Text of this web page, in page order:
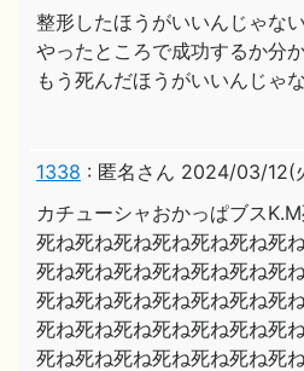
整形したほうがいいんじゃな
やったところで成功するか分
もう死んだほうがいいんじゃ
1338 : 匿名さん 2024/03/12(
カチューシャおかっぱブス
死ね死ね死ね死ね死ね死ね死
死ね死ね死ね死ね死ね死ね死
死ね死ね死ね死ね死ね死ね死
死ね死ね死ね死ね死ね死ね死
死ね死ね死ね死ね死ね死ね死